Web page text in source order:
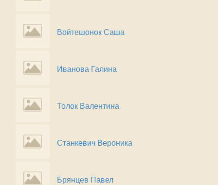
Войтешонок Саша
Иванова Галина
Толок Валентина
Станкевич Вероника
Брянцев Павел